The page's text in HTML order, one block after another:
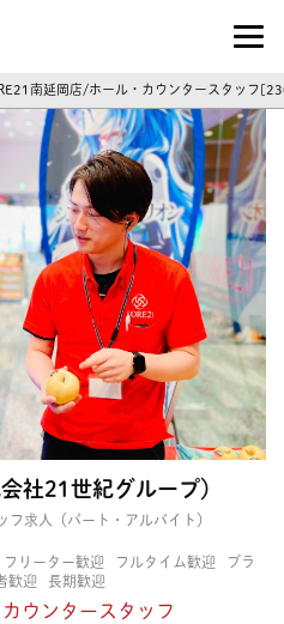
ンコ求人・転職ならパチンコヒーロ
南延岡店/ホール・カウンタースタッフ
社21世紀グループ）
求人（パート・アルバイト）
フリーター歓迎 フルタイム歓迎
ブラ
歓迎 長期歓迎
ウンタースタッフ